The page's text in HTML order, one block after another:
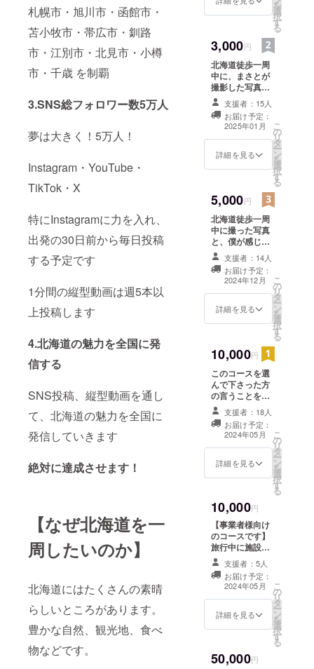
札幌市・旭川市・函館市・
苫小牧市・帯広市・釧路
市・江別市・北見市・小樽
市・千歳 を制覇
3.SNS総フォロワー数5万人
夢は大きく！5万人！
Instagram・YouTube・
TikTok・X
特にInstagramに力を入れ、
出発の30日前から毎日投稿
する予定です
1分間の縦型動画は週5本以
上投稿します
4.北海道の魅力を全国に発
信する
SNS投稿、縦型動画を通し
て、北海道の魅力を全国に
発信していきます
絶対に達成させます！
【なぜ北海道を一
周したいのか】
北海道にはたくさんの素晴
らしいところがあります。
豊かな自然、観光地、食べ
物などです。
1分間 ・提供方
法：メールに
URLを記載しま
す。
を
選
択
す
る
3,000円
北海道徒歩一周
中に、まさとが
撮影した写真を
使用して作った
ポストカード
を、5枚送らせて
いただきます。
また、お礼の手
書きのお手紙も
支援者：15人
お届け予定：
2025年01月
詳細を見る
こ
の
リ
タ
ー
ン
を
選
択
す
る
5,000円
北海道徒歩一周
中に撮った写真
と、僕が感じた
こと、思ったこ
とを書いた、手
作りの冊子を送
らせていただき
ます。 15〜20
ページを予定し
支援者：14人
お届け予定：
2024年12月
詳細を見る
こ
の
リ
タ
ー
ン
を
選
択
す
る
10,000円
このコースを選
んで下さった方
の言うことをな
んでも聞きま
す！ ・心霊ス
ポットに行って
ください！ ・野
生の熊に会って
きて下さい など
です。 その際動
緒に盛り上げま
しょう！ 現実的
に可能な内容で
お願いします。
メールでやり取
りをさせていた
だきます。
支援者：18人
お届け予定：
2024年05月
詳細を見る
こ
の
リ
タ
ー
ン
を
選
択
す
る
10,000円
【事業者様向け
のコースです】
旅行中に施設に
お伺いさせてい
ただき、施設に
関する動画を投
稿させていただ
きます。 飲食店
やレジャー施設
などです。 メー
ます。
支援者：5人
お届け予定：
2024年05月
詳細を見る
こ
の
リ
タ
ー
ン
を
選
択
す
る
50,000円